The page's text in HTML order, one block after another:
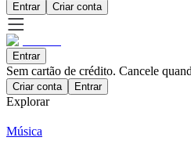
Entrar Criar conta
Entrar
Sem cartão de crédito. Cancele
Criar conta Entrar
Explorar
Música